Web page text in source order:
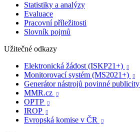
Statistiky a analýzy
Evaluace
Pracovní příležitosti
Slovník pojmů
Užitečné odkazy
Elektronická žádost (ISKP21+)

Monitorovací systém (MS2021+) 
Generátor nástrojů povinné publicity
MMR.cz 
OPTP 
IROP 
Evropská komise v ČR 